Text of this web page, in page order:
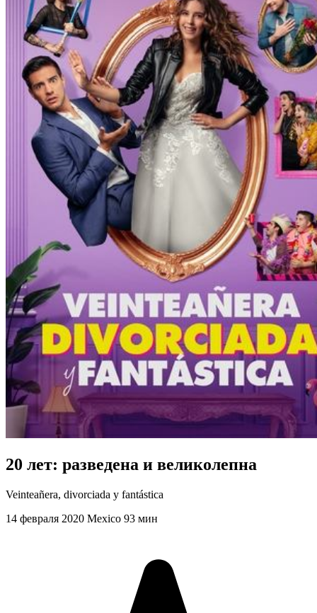
20 лет: разведена и великолепна
Veinteañera, divorciada y fantástica
14 февраля 2020 Mexico 93 мин